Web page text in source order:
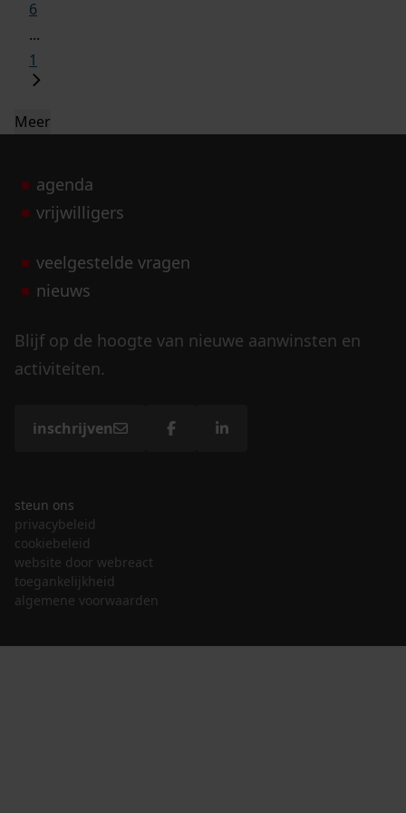
6
...
1
Meer
agenda
vrijwilligers
veelgestelde vragen
nieuws
Blijf op de hoogte van nieuwe aanwinsten en
activiteiten.
inschrijven
steun ons
privacybeleid
cookiebeleid
website door webreact
toegankelijkheid
algemene voorwaarden